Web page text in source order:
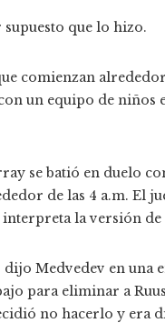
que lo hizo.
comienzan
un equipo de niños
se batió en duelo
de las 4 a.m. El
la versión de
dijo Medvedev en una
para eliminar a
no hacerlo y era